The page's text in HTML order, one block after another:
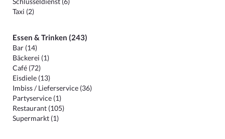
Taxi (2)
Essen & Trinken (243)
Bar (14)
Bäckerei (1)
Café (72)
Eisdiele (13)
Imbiss / Lieferservice (36)
Partyservice (1)
Restaurant (105)
Supermarkt (1)